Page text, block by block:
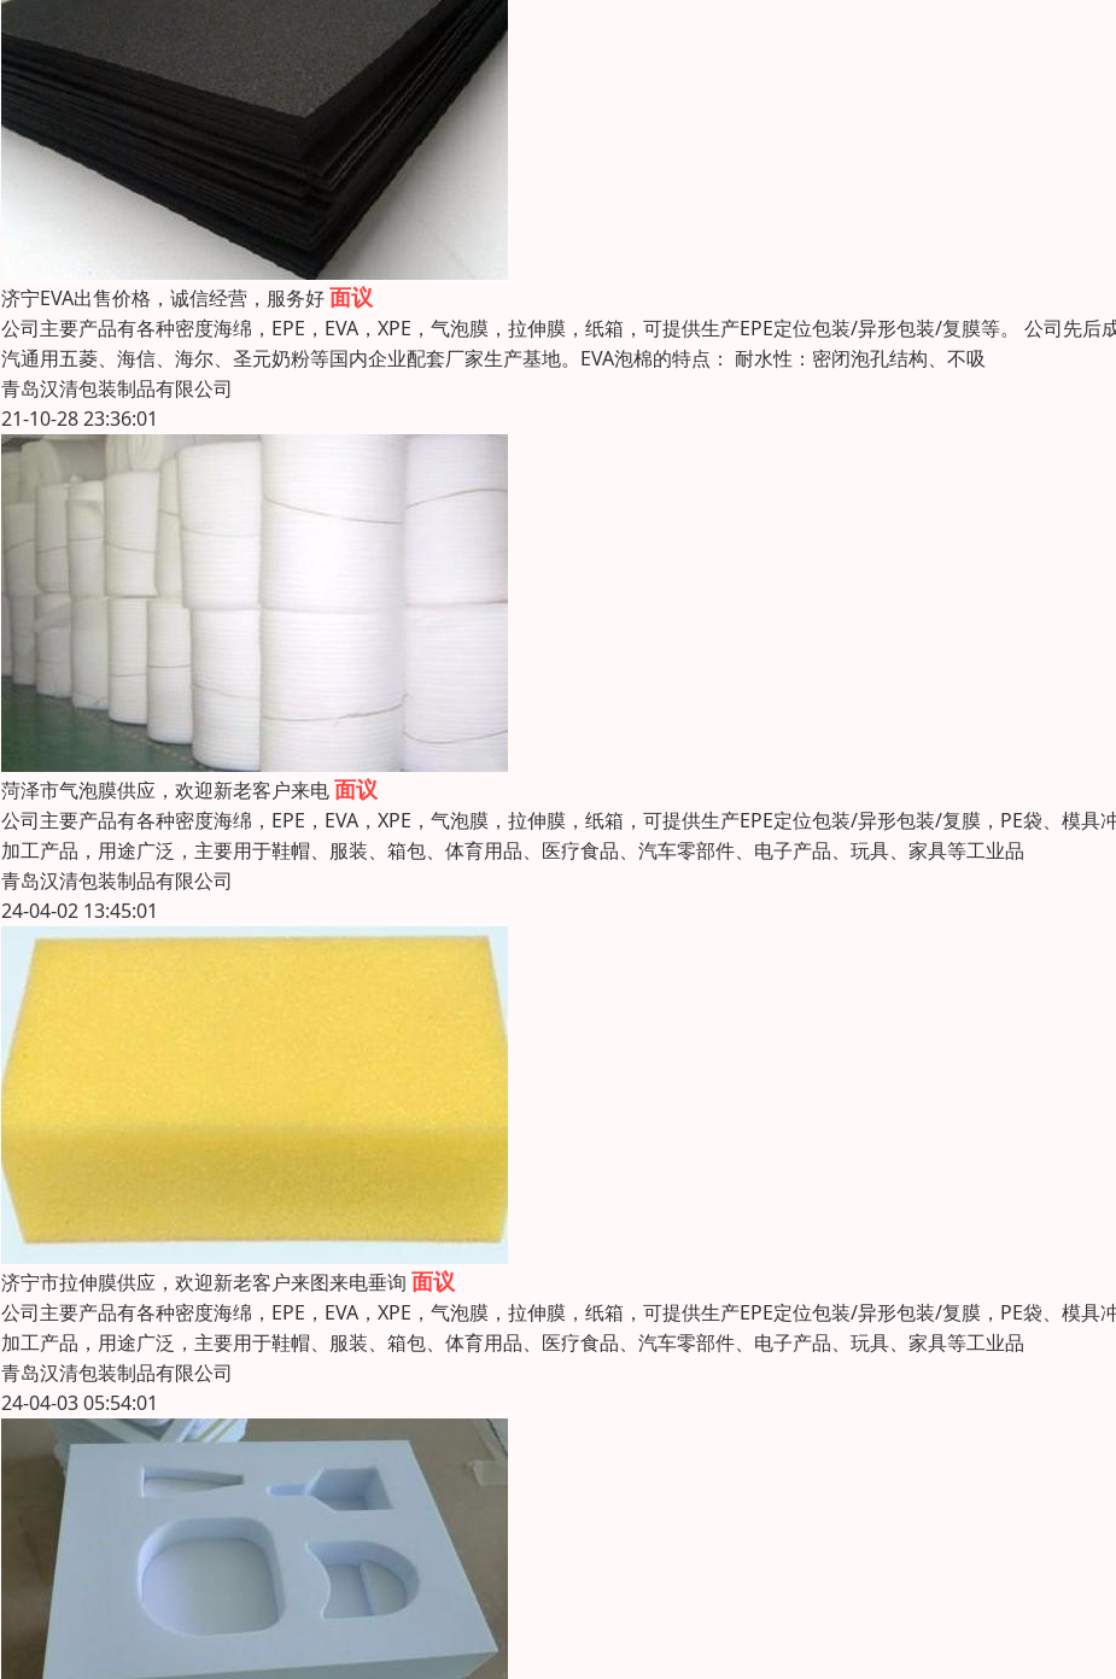
济宁EVA出售价格，诚信经营，服务好面议
公司主要产品有各种密度海绵，EPE，EVA，XPE，气泡膜，拉伸膜，纸箱，可提供生产EPE定位包装/异形包装/复膜等。 公司先后
汽通用五菱、海信、海尔、圣元奶粉等国内企业配套厂家生产基地。EVA泡棉的特点： 耐水性：密闭泡孔结构、不吸
青岛汉清包装制品有限公司
21-10-28 23:36:01
菏泽市气泡膜供应，欢迎新老客户来电面议
公司主要产品有各种密度海绵，EPE，EVA，XPE，气泡膜，拉伸膜，纸箱，可提供生产EPE定位包装/异形包装/复膜，PE袋、模具
加工产品，用途广泛，主要用于鞋帽、服装、箱包、体育用品、医疗食品、汽车零部件、电子产品、玩具、家具等工业品
青岛汉清包装制品有限公司
24-04-02 13:45:01
济宁市拉伸膜供应，欢迎新老客户来图来电垂询 面议
公司主要产品有各种密度海绵，EPE，EVA，XPE，气泡膜，拉伸膜，纸箱，可提供生产EPE定位包装/异形包装/复膜，PE袋、模具
加工产品，用途广泛，主要用于鞋帽、服装、箱包、体育用品、医疗食品、汽车零部件、电子产品、玩具、家具等工业品
青岛汉清包装制品有限公司
24-04-03 05:54:01